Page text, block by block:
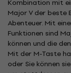
Kombination mit
Major V der
Abenteuer. Mit
Funktionen sind
können und die
Mit der M-Taste
oder Sie können